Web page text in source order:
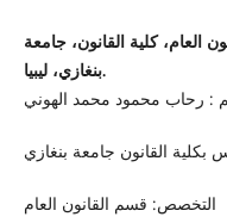
كلية القانون، جامعة
بنغازي، ليبيا.
: رحاب محمود محمد الهوني
بكلية القانون جامعة بنغازي
التخصص: قسم القانون العام